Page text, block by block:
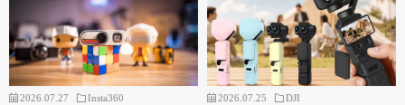
2026.07.27 Insta360 2026.07.25
DJI